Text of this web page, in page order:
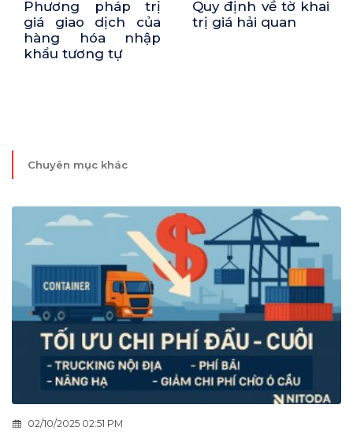
Quy định về tờ khai
trị giá hải quan
Phương pháp suy
luận khi xác định
Chuyên mục khác
02/10/2025 02:51 PM